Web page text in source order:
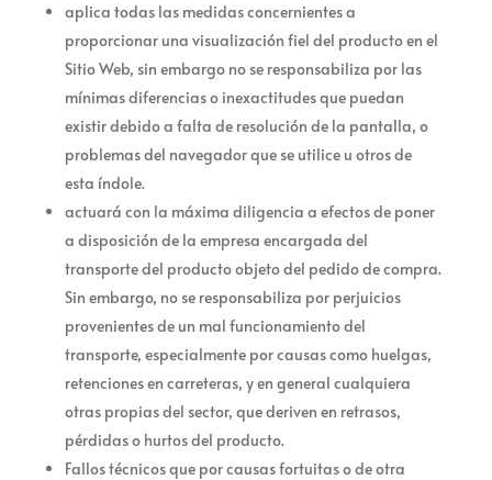
aplica todas las medidas concernientes a
proporcionar una visualización fiel del producto en el
Sitio Web, sin embargo no se responsabiliza por las
mínimas diferencias o inexactitudes que puedan
existir debido a falta de resolución de la pantalla, o
problemas del navegador que se utilice u otros de
esta índole.
actuará con la máxima diligencia a efectos de poner
a disposición de la empresa encargada del
transporte del producto objeto del pedido de compra.
Sin embargo, no se responsabiliza por perjuicios
provenientes de un mal funcionamiento del
transporte, especialmente por causas como huelgas,
retenciones en carreteras, y en general cualquiera
otras propias del sector, que deriven en retrasos,
pérdidas o hurtos del producto.
Fallos técnicos que por causas fortuitas o de otra